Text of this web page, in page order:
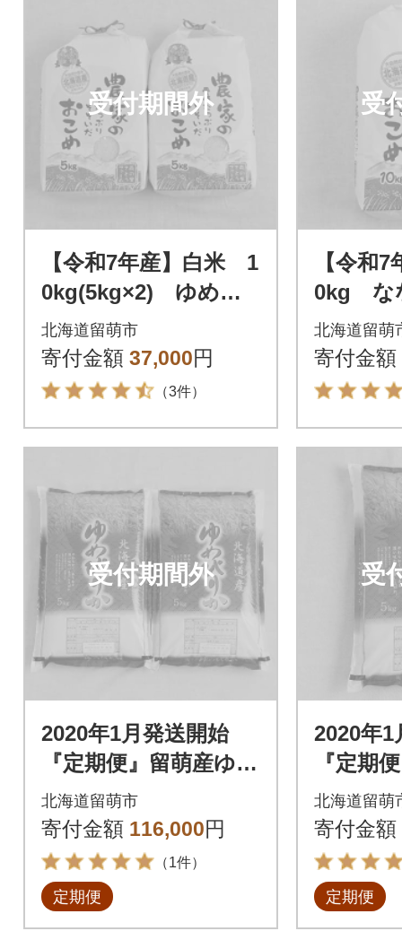
受付期間外
【令和7年産】白米 1
0kg(5kg×2) ゆめぴ
りか【北海道留萌産】
北海道留萌市
寄付金額 37,000円
（3件）
受
【令和
0kg な
海道留
北海道留萌
寄付金額
受付期間外
2020年1月発送開始
『定期便』留萌産ゆめ
ぴりか10kg全6回
北海道留萌市
寄付金額 116,000円
（1件）
定期便
受
2020年1
『定期
産ゆめ
回
北海道留萌
寄付金額
定期便